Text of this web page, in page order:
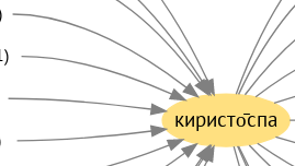
киристо̄спа